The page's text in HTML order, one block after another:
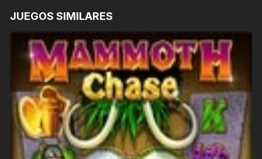
JUEGOS SIMILARES